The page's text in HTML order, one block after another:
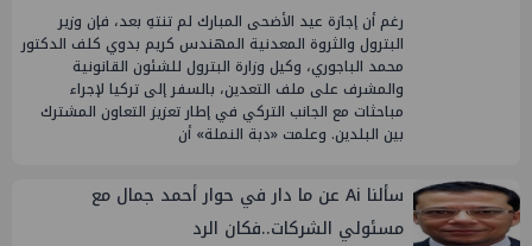
رغم أن إجازة عيد الأضحى المبارك لم تنتهِ بعد، فإن وزير
البترول والثروة المعدنية المهندس كريم بدوي كلف الدكتور
محمد الباجوري، وكيل وزارة البترول للشئون القانونية
والمشرف على ملف التعدين، بالسفر إلى تركيا لإجراء
مباحثات مع الجانب التركي في إطار تعزيز التعاون المشترك
بين البلدين. وعلمت «دبة النملة» أن
سألنا Ai عن ما دار في حوار أحمد جمال مع
مسئولي الشركات..فكان الرد